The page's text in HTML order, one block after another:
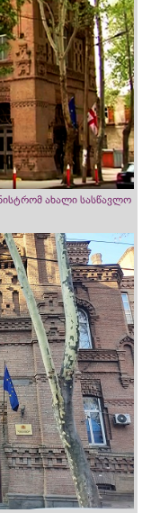
ახალი სასწავლო